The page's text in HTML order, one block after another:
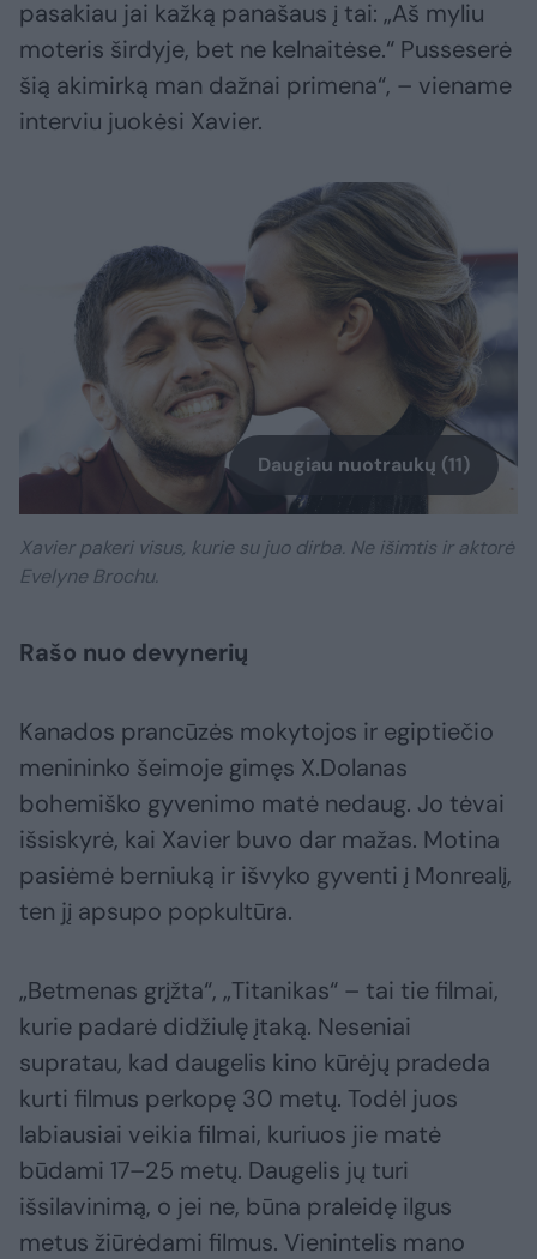
pasakiau jai kažką panašaus į tai: „Aš myliu
moteris širdyje, bet ne kelnaitėse.“ Pusseserė
šią akimirką man dažnai primena“, – viename
interviu juokėsi Xavier.
Daugiau nuotraukų (11)
Xavier pakeri visus, kurie su juo dirba. Ne išimtis ir aktorė
Evelyne Brochu.
Rašo nuo devynerių
Kanados prancūzės mokytojos ir egiptiečio
menininko šeimoje gimęs X.Dolanas
bohemiško gyvenimo matė nedaug. Jo tėvai
išsiskyrė, kai Xavier buvo dar mažas. Motina
pasiėmė berniuką ir išvyko gyventi į Monrealį,
ten jį apsupo popkultūra.
„Betmenas grįžta“, „Titanikas“ – tai tie filmai,
kurie padarė didžiulę įtaką. Neseniai
supratau, kad daugelis kino kūrėjų pradeda
kurti filmus perkopę 30 metų. Todėl juos
labiausiai veikia filmai, kuriuos jie matė
būdami 17–25 metų. Daugelis jų turi
išsilavinimą, o jei ne, būna praleidę ilgus
metus žiūrėdami filmus. Vienintelis mano